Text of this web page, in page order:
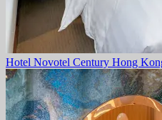
Hotel Novotel Century Hong